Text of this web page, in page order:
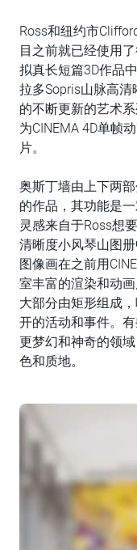
Ross和纽约市
目之前就已经使用
拟真长短篇3D作品
拉多Sopris山脉高
的不断更新的艺术
为CINEMA 4D单帧
片。
奥斯丁墙由上下两
的作品，其功能是
灵感来自于Ross想
清晰度小风琴山图
图像画在之前用
室丰富的渲染和动
大部分由矩形组成
开的活动和事件。
更梦幻和神奇的领
色和质地。